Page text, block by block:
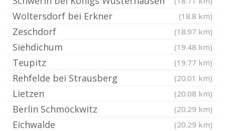
Woltersdorf bei Erkner (18.8 km)
Zeschdorf (18.97 km)
Siehdichum (19.48 km)
Teupitz (19.77 km)
Rehfelde bei Strausberg (20.01 km)
Lietzen (20.08 km)
Berlin Schmöckwitz (20.29 km)
Eichwalde (20.29 km)